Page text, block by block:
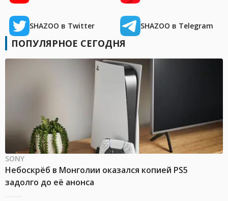
SHAZOO в Twitter SHAZOO в Telegram
ПОПУЛЯРНОЕ СЕГОДНЯ
SONY
Небоскрёб в Монголии оказался копией PS5
задолго до её анонса